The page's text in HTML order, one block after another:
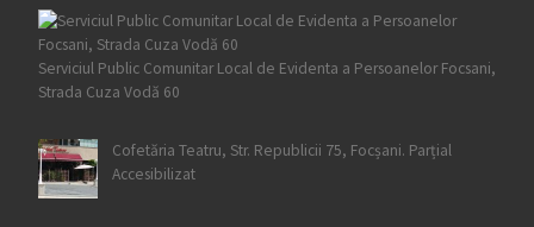
Serviciul Public Comunitar Local de Evidenta a Persoanelor Focsani,
Strada Cuza Vodă 60
Cofetăria Teatru, Str. Republicii 75, Focșani. Parțial
Accesibilizat